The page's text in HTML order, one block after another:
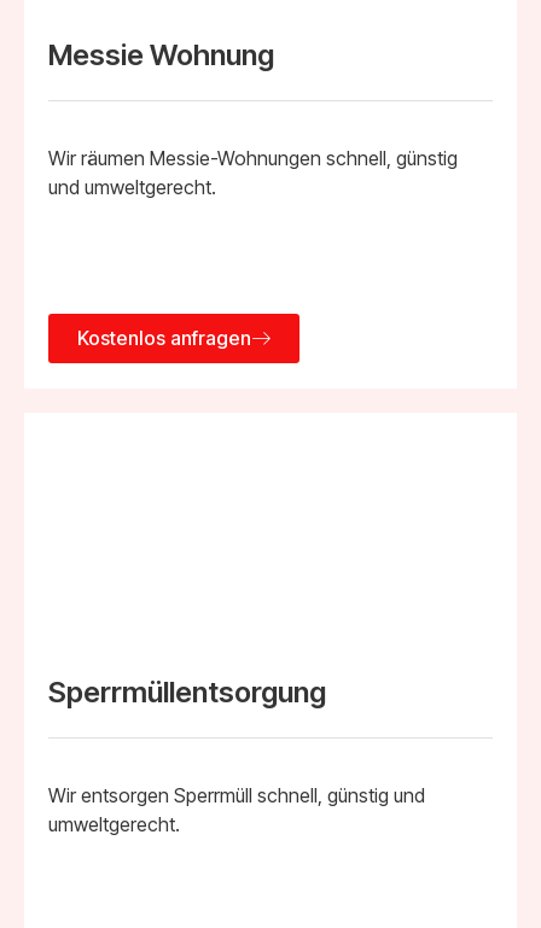
Messie Wohnung
Wir räumen Messie-Wohnungen schnell, günstig
und umweltgerecht.
Kostenlos anfragen
Sperrmüllentsorgung
Wir entsorgen Sperrmüll schnell, günstig und
umweltgerecht.